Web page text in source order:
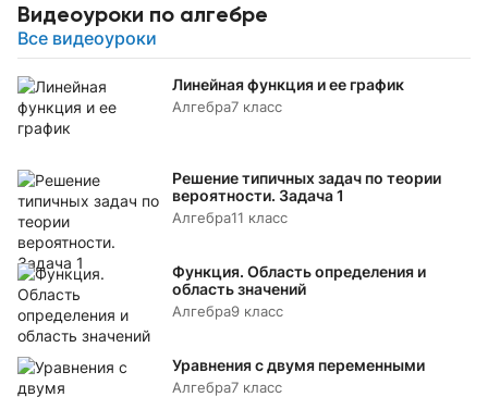
Видеоуроки по алгебре
Все видеоуроки
Линейная функция и ее график
Алгебра7 класс
Решение типичных задач по теории
вероятности. Задача 1
Алгебра11 класс
Функция. Область определения и
область значений
Алгебра9 класс
Уравнения с двумя переменными
Алгебра7 класс